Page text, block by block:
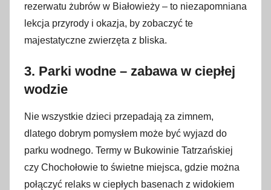
rezerwatu żubrów w Białowieży – to niezapomniana
lekcja przyrody i okazja, by zobaczyć te
majestatyczne zwierzęta z bliska.
3. Parki wodne – zabawa w ciepłej
wodzie
Nie wszystkie dzieci przepadają za zimnem,
dlatego dobrym pomysłem może być wyjazd do
parku wodnego. Termy w Bukowinie Tatrzańskiej
czy Chochołowie to świetne miejsca, gdzie można
połączyć relaks w ciepłych basenach z widokiem